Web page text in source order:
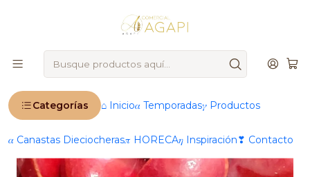
Categorías ⌂ Inicio𝛼 Temporadas𝛾 Productos
𝛼 Canastas Dieciocheras𝜋 HORECA𝜂 Inspiración❣ Contacto
IMPORTANTE: Ahora operamos 100 % online 🚨
Inicio Productos
🍰 Repostería & Panadería
Decoración
Sprinkles (mostacillas)
Sprinkles Corazón Grande Rojo 12mm Guttche 100 Grs